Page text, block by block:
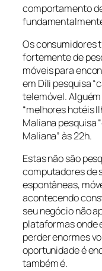
comportamento
Os consumidores
fortemente de
móveis para
em Díli pesquisa
telemóvel.
“melhores hotéis
Maliana pesquisa
Maliana” às 22h.
Estas não são
computadores de
espontâneas,
acontecendo
seu negócio não
plataformas onde
perder enormes
oportunidade é
também é.